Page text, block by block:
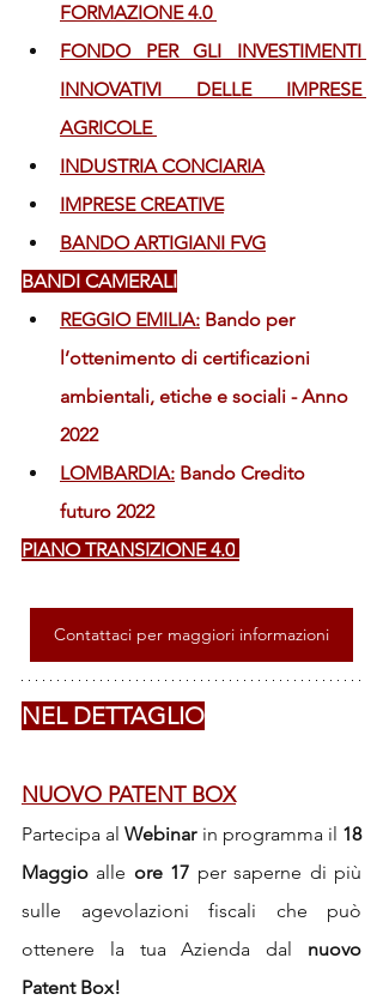
FORMAZIONE 4.0
FONDO PER GLI INVESTIMENTI
INNOVATIVI DELLE IMPRESE
AGRICOLE
INDUSTRIA CONCIARIA
IMPRESE CREATIVE
BANDO ARTIGIANI FVG
BANDI CAMERALI
REGGIO EMILIA: Bando per
l’ottenimento di certificazioni
ambientali, etiche e sociali - Anno
2022
LOMBARDIA: Bando Credito
futuro 2022
PIANO TRANSIZIONE 4.0
Contattaci per maggiori informazioni
NEL DETTAGLIO
NUOVO PATENT BOX
Partecipa al Webinar in programma il 18
Maggio alle ore 17 per saperne di più
sulle agevolazioni fiscali che può
ottenere la tua Azienda dal nuovo
Patent Box!